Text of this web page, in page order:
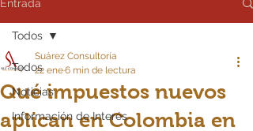
Entrada
Todos
Noticias
Información de Interés
Todos
Qué impuestos nuevos
aplican en Colombia en
Suárez Consultoría
22 ene6 min de lectura